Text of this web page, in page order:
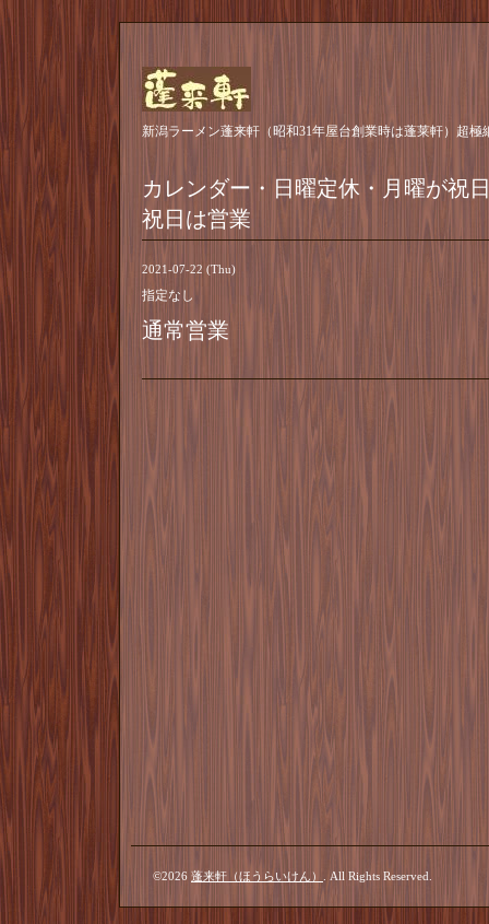
新潟ラーメン蓬来軒（昭和31年屋台創業時は蓬莱軒）超
カレンダー・日曜定休・月曜が祝
祝日は営業
2021-07-22 (Thu)
指定なし
通常営業
©2026 蓬来軒（ほうらいけん） . All Rights Reserved.